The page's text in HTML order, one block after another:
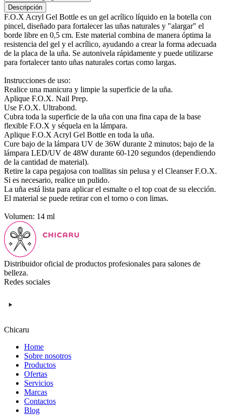
Descripción
F.O.X Acryl Gel Bottle es un gel acrílico líquido en la botella con
pincel, diseñado para fortalecer las uñas naturales y "alargar" el
borde libre en 0,5 cm. Este material combina de manera óptima la
resistencia del gel y el acrílico, ayudando a crear la forma adecuada
de la placa de la uña. Se autonivela rápidamente y puede utilizarse
para fortalecer tanto uñas naturales cortas como largas.
Instrucciones de uso:
Realice una manicura y limpie la superficie de la uña.
Aplique F.O.X. Nail Prep.
Use F.O.X. Ultrabond.
Cubra toda la superficie de la uña con una fina capa de la base
flexible F.O.X y séquela en la lámpara.
Aplique F.O.X Acryl Gel Bottle en toda la uña.
Cure bajo de la lámpara UV de 36W durante 2 minutos; bajo de la
lámpara LED/UV de 48W durante 60-120 segundos (dependiendo
de la cantidad de material).
Retire la capa pegajosa con toallitas sin pelusa y el Cleanser F.O.X.
Si es necesario, realice un pulido.
La uña está lista para aplicar el esmalte o el top coat de su elección.
El material se puede retirar con el torno o con limas.
Volumen: 14 ml
Distribuidor oficial de productos profesionales para salones de
belleza.
Redes sociales
Chicaru
Home
Sobre nosotros
Productos
Ofertas
Servicios
Marcas
Contactos
Blog